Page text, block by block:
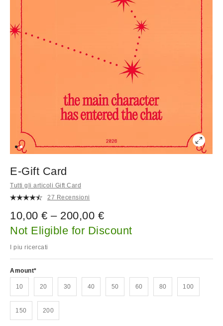
E-Gift Card
Tutti gli articoli Gift Card
27 Recensioni
10,00 € – 200,00 €
Not Eligible for Discount
I piu ricercati
Amount
10 20 30 40 50 60 80 100
150 200